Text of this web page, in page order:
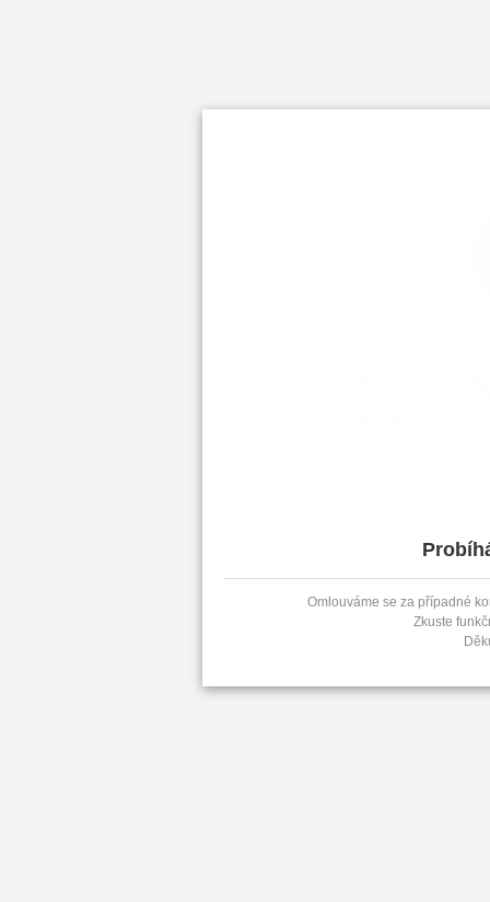
Omlouváme se za případné
Zkuste